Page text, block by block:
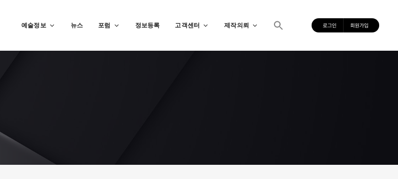
예술정보 뉴스 포럼 정보등록 고객센터 제작의뢰 로그인 회원가입